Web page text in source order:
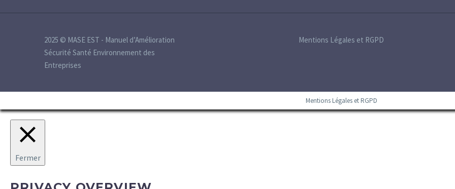
Mentions Légales et RGPD
2025 © MASE EST - Manuel d’Amélioration
Sécurité Santé Environnement des
Entreprises
Mentions Légales et RGPD
Fermer